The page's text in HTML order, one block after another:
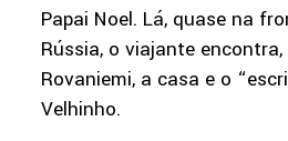
Papai Noel. Lá, quase na
Rússia, o viajante
Rovaniemi, a casa e o
Velhinho.